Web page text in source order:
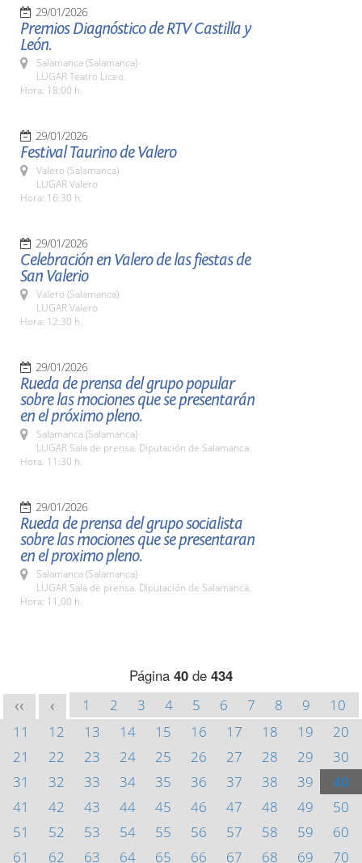
29/01/2026
Premios Diagnóstico de RTV Castilla y
León.
Salamanca (Salamanca)
LUGAR Teatro Liceo.
Hora: 18:00 h.
29/01/2026
Festival Taurino de Valero
Valero (Salamanca)
LUGAR Valero
Hora: 16:30 h.
29/01/2026
Celebración en Valero de las fiestas de
San Valerio
Valero (Salamanca)
LUGAR Valero
Hora: 12:30 h.
29/01/2026
Rueda de prensa del grupo popular
sobre las mociones que se presentarán
en el próximo pleno.
Salamanca (Salamanca)
LUGAR Sala de prensa. Diputación de Salamanca
Hora: 11:30 h.
29/01/2026
Rueda de prensa del grupo socialista
sobre las mociones que se presentaran
en el proximo pleno.
Salamanca (Salamanca)
LUGAR Sala de prensa. Diputación de Salamanca.
Hora: 11,00 h.
Página 40 de 434
<< < 1 2 3 4 5 6 7 8 9
10
11
12 13 14 15 16 17 18 19
20
21
22 23 24 25 26 27 28 29
30
31
32 33 34 35 36 37 38 39
40
41
42 43 44 45 46 47 48 49
50
51
52 53 54 55 56 57 58 59
60
61
62 63 64 65 66 67 68 69
70